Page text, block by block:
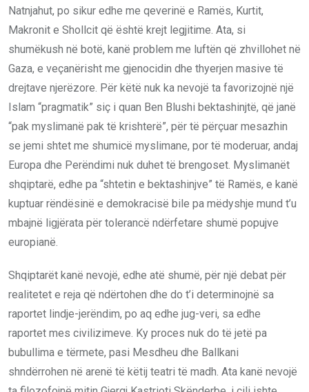
Natnjahut, po sikur edhe me qeverinë e Ramës, Kurtit,
Makronit e Shollcit që është krejt legjitime. Ata, si
shumëkush në botë, kanë problem me luftën që zhvillohet në
Gaza, e veçanërisht me gjenocidin dhe thyerjen masive të
drejtave njerëzore. Për këtë nuk ka nevojë ta favorizojnë një
Islam “pragmatik” siç i quan Ben Blushi bektashinjtë, që janë
“pak myslimanë pak të krishterë”, për të përçuar mesazhin
se jemi shtet me shumicë myslimane, por të moderuar, andaj
Europa dhe Perëndimi nuk duhet të brengoset. Myslimanët
shqiptarë, edhe pa “shtetin e bektashinjve” të Ramës, e kanë
kuptuar rëndësinë e demokracisë bile pa mëdyshje mund t’u
mbajnë ligjërata për tolerancë ndërfetare shumë popujve
europianë.
Shqiptarët kanë nevojë, edhe atë shumë, për një debat për
realitetet e reja që ndërtohen dhe do t’i determinojnë sa
raportet lindje-jerëndim, po aq edhe jug-veri, sa edhe
raportet mes civilizimeve. Ky proces nuk do të jetë pa
bubullima e tërmete, pasi Mesdheu dhe Ballkani
shndërrohen në arenë të këtij teatri të madh. Ata kanë nevojë